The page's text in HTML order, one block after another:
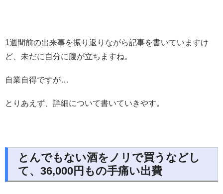
1週間前の出来事を振り返りながら記事を書いていますけ
ど、未だに自分に腹が立ちますね。
自業自得ですが…
とりあえず、詳細について書いていきやす。
とんでもない酒をノリで買うなどし
て、36,000円もの手痛い出費